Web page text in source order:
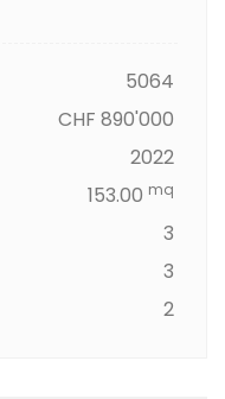
5064
CHF 890'000
2022
153.00 mq
3
3
2